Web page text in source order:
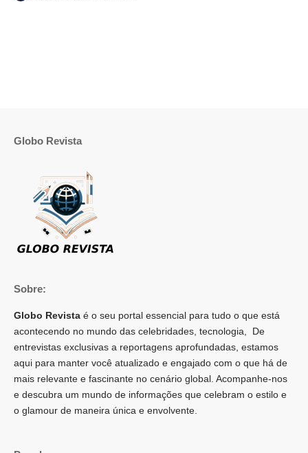
Globo Revista
Sobre:
Globo Revista é o seu portal essencial para tudo o que está
acontecendo no mundo das celebridades, tecnologia, De
entrevistas exclusivas a reportagens aprofundadas, estamos
aqui para manter você atualizado e engajado com o que há de
mais relevante e fascinante no cenário global. Acompanhe-nos
e descubra um mundo de informações que celebram o estilo e
o glamour de maneira única e envolvente.